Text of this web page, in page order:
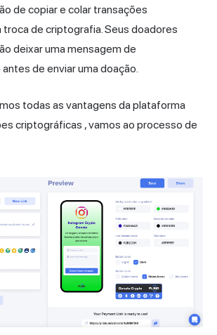
de copiar e colar transações
de criptografia. Seus doadores
deixar uma mensagem de
de enviar uma doação.
todas as vantagens da plataforma
criptográficas , vamos ao processo de